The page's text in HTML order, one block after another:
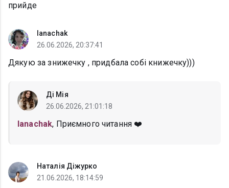
прийде
lanachak
26.06.2026, 20:37:41
Дякую за знижечку , придбала собі книжечку)))
Ді Мія
26.06.2026, 21:01:18
lanachak, Приємного читання ❤️
Наталія Діжурко
21.06.2026, 18:14:59